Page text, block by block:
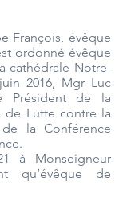
François, évêque
ordonné évêque
cathédrale Notre-
2016, Mgr Luc
Président de la
de Lutte contre la
de la Conférence
à Monseigneur
qu’évêque de